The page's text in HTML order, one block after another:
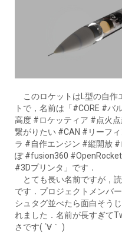
このロケットはL型の自作
トで，名前は「#CORE #
高度 #ロケッティア #点火
繋がりたい #CAN #リーフ
ラ #自作エンジン #縦開放
ぽ #fusion360
#3Dプリンタ」です．
とても長い名前ですが，読
です．プロジェクトメンバ
シュタグ並べたら面白そう
れました．名前が長すぎて
さです( ´∀｀ )